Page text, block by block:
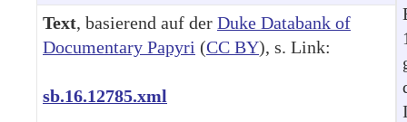
Text, basierend auf der Duke Databank of
Documentary Papyri (CC BY), s. Link:
sb.16.12785.xml